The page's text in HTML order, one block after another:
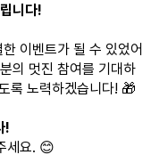
니다!
이벤트가 될 수 있었어
의 멋진 참여를 기대하
록 노력하겠습니다! 🎁
!
세요. 😊